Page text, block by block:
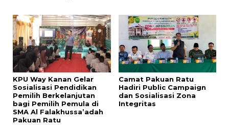
KPU Way Kanan Gelar
Sosialisasi Pendidikan
Pemilih Berkelanjutan
bagi Pemilih Pemula di
SMA Al Falakhussa’adah
Pakuan Ratu
Camat Pakuan Ratu
Hadiri Public Campaign
dan Sosialisasi Zona
Integritas